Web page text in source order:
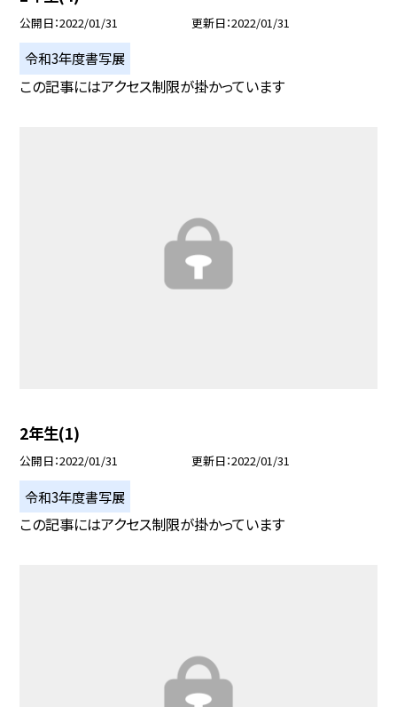
公開日 2022/01/31 更新日 2022/01/31
令和3年度書写展
この記事にはアクセス制限が掛かっています
2年生(1)
公開日 2022/01/31 更新日 2022/01/31
令和3年度書写展
この記事にはアクセス制限が掛かっています